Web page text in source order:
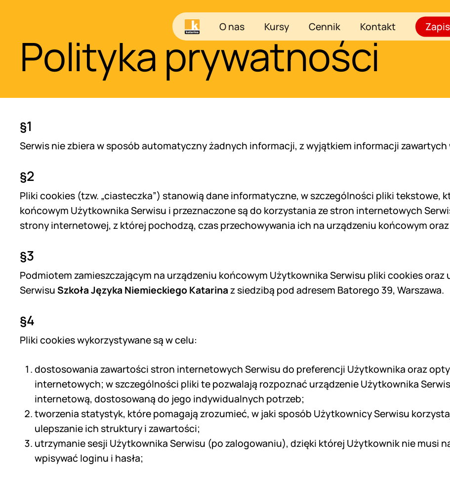
O nas Kursy Cennik Kontakt
Polityka prywatności
§1
Serwis nie zbiera w sposób automatyczny żadnych informacji, z wyjątkiem informacji
§2
Pliki cookies (tzw. „ciasteczka”) stanowią dane informatyczne, w szczególności pliki tekstowe,
końcowym Użytkownika Serwisu i przeznaczone są do korzystania ze stron internetowych
strony internetowej, z której pochodzą, czas przechowywania ich na urządzeniu końcowym
§3
Podmiotem zamieszczającym na urządzeniu końcowym Użytkownika Serwisu pliki cookies
Serwisu Szkoła Języka Niemieckiego Katarinaz siedzibą pod adresem Batorego 39, Warszawa.
§4
Pliki cookies wykorzystywane są w celu:
dostosowania zawartości stron internetowych Serwisu do preferencji Użytkownika oraz
internetowych; w szczególności pliki te pozwalają rozpoznać urządzenie Użytkownika
internetową, dostosowaną do jego indywidualnych potrzeb;
tworzenia statystyk, które pomagają zrozumieć, w jaki sposób Użytkownicy Serwisu
ulepszanie ich struktury i zawartości;
utrzymanie sesji Użytkownika Serwisu (po zalogowaniu), dzięki której Użytkownik nie musi
wpisywać loginu i hasła;